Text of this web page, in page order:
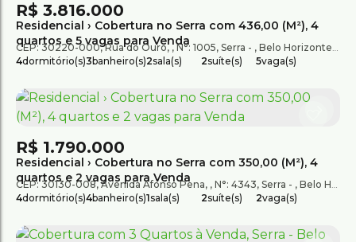
Residencial › Cobertura no Serra com 436,00 (M²), 4
quartos e 5 vagas para Venda
R$ 3.816.000
CEP: 30220-000,Rua do Ouro ,N°: 1005, Serra , Belo Horizonte,
4dormitório(s)3banheiro(s)2sala(s) 2suíte(s) 5vaga(s)
Residencial › Cobertura no Serra com 350,00 (M²), 4
quartos e 2 vagas para Venda
R$ 1.790.000
CEP: 30130-008,Avenida Afonso Pena , N°: 4343, Serra , Belo Horizonte
4dormitório(s)4banheiro(s)1sala(s) 2suíte(s) 2vaga(s)